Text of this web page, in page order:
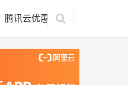
腾讯云优惠